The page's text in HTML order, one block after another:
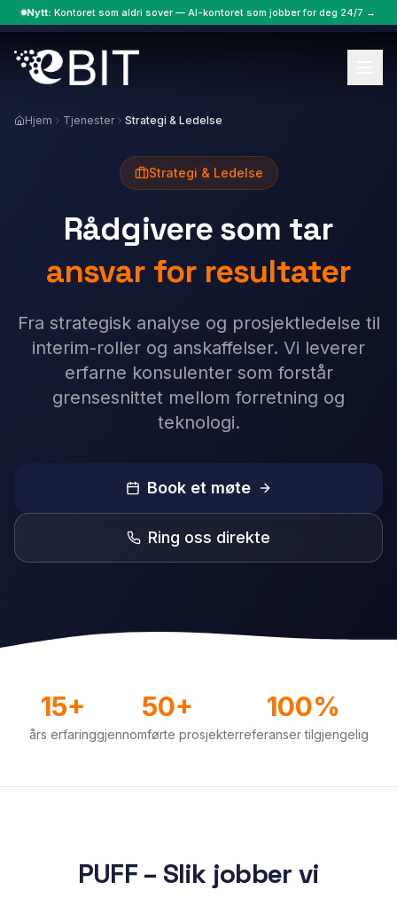
Nytt: Kontoret som aldri sover — AI-kontoret som jobber for deg 24/7 →
Hjem Tjenester Strategi & Ledelse
Strategi & Ledelse
Rådgivere som tar
ansvar for resultater
Fra strategisk analyse og prosjektledelse til
interim-roller og anskaffelser. Vi leverer
erfarne konsulenter som forstår
grensesnittet mellom forretning og
teknologi.
Book et møte
Ring oss direkte
15+
års erfaring
50+
gjennomførte prosjekter
100%
referanser tilgjengelig
PUFF – Slik jobber vi